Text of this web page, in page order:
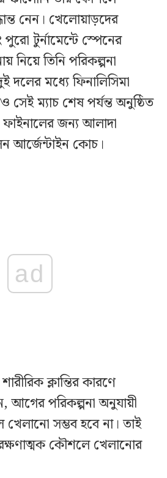
নেন। খেলোয়াড়দের
টুর্নামেন্টে স্পেনের
নিয়ে তিনি পরিকল্পনা
মধ্যে ফিনালিসিমা
ম্যাচ শেষ পর্যন্ত অনুষ্ঠিত
ফাইনালের জন্য আলাদা
আর্জেন্টাইন কোচ।
ad
ক্লান্তির কারণে
আগের পরিকল্পনা অনুযায়ী
সম্ভব হবে না। তাই
কৌশলে খেলানোর